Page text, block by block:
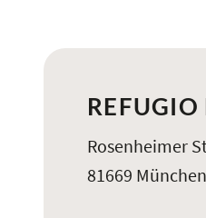
Rosenheimer
81669 München